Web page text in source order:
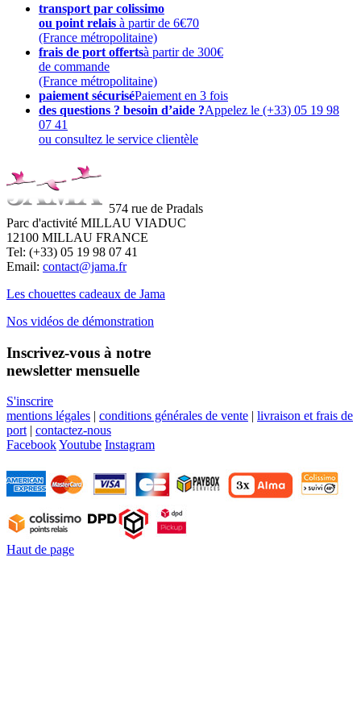
transport par colissimo
ou point relais à partir de 6€70
(France métropolitaine)
frais de port offertsà partir de 300€
de commande
(France métropolitaine)
paiement sécuriséPaiement en 3 fois
des questions ? besoin d’aide ?Appelez le (+33) 05 19 98
07 41
ou consultez le service clientèle
574 rue de Pradals
Parc d'activité MILLAU VIADUC
12100 MILLAU FRANCE
Tel: (+33) 05 19 98 07 41
Email: contact@jama.fr
Les chouettes cadeaux de Jama
Nos vidéos de démonstration
Inscrivez-vous à notre
newsletter mensuelle
S'inscrire
mentions légales | conditions générales de vente | livraison et frais de
port | contactez-nous
FacebookYoutube Instagram
Haut de page